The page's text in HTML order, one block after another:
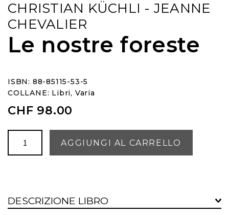
CHRISTIAN KÜCHLI - JEANNE
CHEVALIER
Le nostre foreste
ISBN: 88-85115-53-5
COLLANE: Libri, Varia
CHF 98.00
nostre
AGGIUNGI AL CARRELLO
DESCRIZIONE LIBRO